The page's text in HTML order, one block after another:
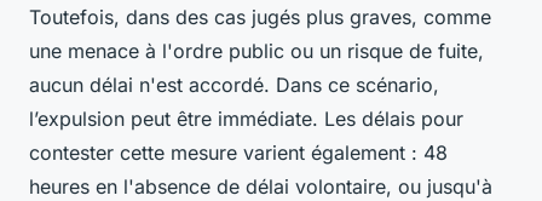
Toutefois, dans des cas jugés plus graves, comme
une menace à l'ordre public ou un risque de fuite,
aucun délai n'est accordé. Dans ce scénario,
l’expulsion peut être immédiate. Les délais pour
contester cette mesure varient également : 48
heures en l'absence de délai volontaire, ou jusqu'à